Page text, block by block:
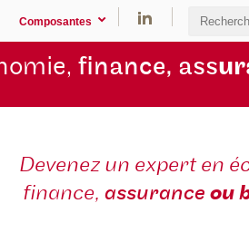
Composantes
finance, ass
Devenez un expert en
finance, assurance ou